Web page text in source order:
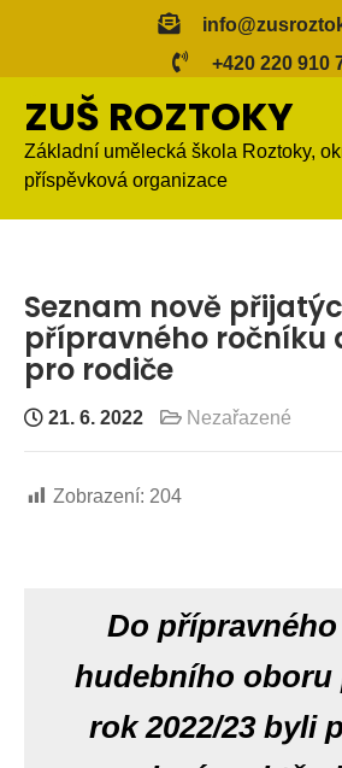
+420 220 910
ZUŠ ROZTOKY
Základní umělecká škola Roztoky,
příspěvková organizace
Seznam nově
přípravného ročníku
pro rodiče
21. 6. 2022 Nezařazené
Zobrazení: 204
Do
hudebního
rok 2022/23 byli